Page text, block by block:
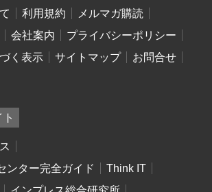
利用規約
メルマガ購読
会社案内
プライバシーポリシー
く表示
サイトマップ
お問合せ
ンター完全ガイド
Think IT